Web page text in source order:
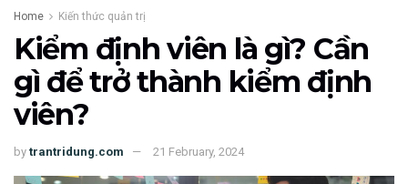
Home Kiến thức quản trị
Kiểm định viên là gì? Cần
gì để trở thành kiểm định
viên?
by trantridung.com 21 February, 2024